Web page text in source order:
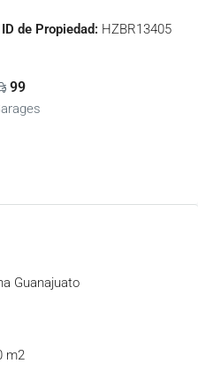
ID de Propiedad: HZBR13405
99
Guanajuato
m2